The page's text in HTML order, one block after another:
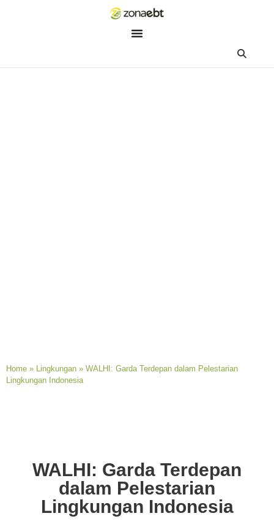
Home » Lingkungan » WALHI: Garda Terdepan dalam Pelestarian
Lingkungan Indonesia
WALHI: Garda Terdepan
dalam Pelestarian
Lingkungan Indonesia